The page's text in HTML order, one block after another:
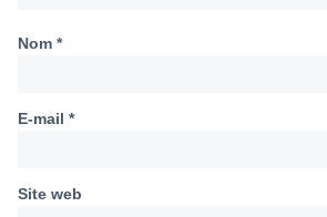
Nom *
E-mail *
Site web